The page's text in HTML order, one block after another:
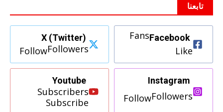
تابعنا
Facebook
Fans
Like
X (Twitter)
Followers
Follow
Instagram
Followers
Follow
Youtube
Subscribers
Subscribe